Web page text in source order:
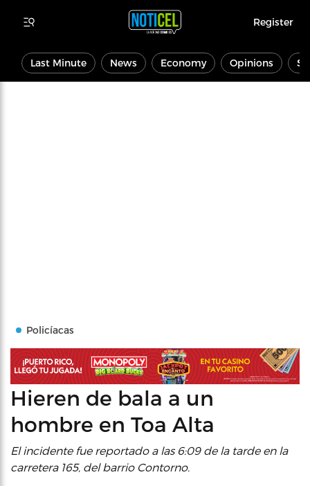
Register
Last Minute News Economy Opinions
Policíacas
Hieren de bala a un
hombre en Toa Alta
El incidente fue reportado a las 6:09 de la tarde en la
carretera 165, del barrio Contorno.